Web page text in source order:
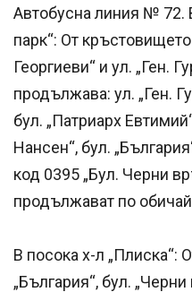
Автобусна линия № 72.
парк“: От
Георгиеви“ и ул. „Ген.
продължава: ул. „Ген.
бул. „Патриарх
Нансен“, бул.
код 0395 „Бул. Черни
продължават по
В посока х-л „Плиска“:
„България“, бул.